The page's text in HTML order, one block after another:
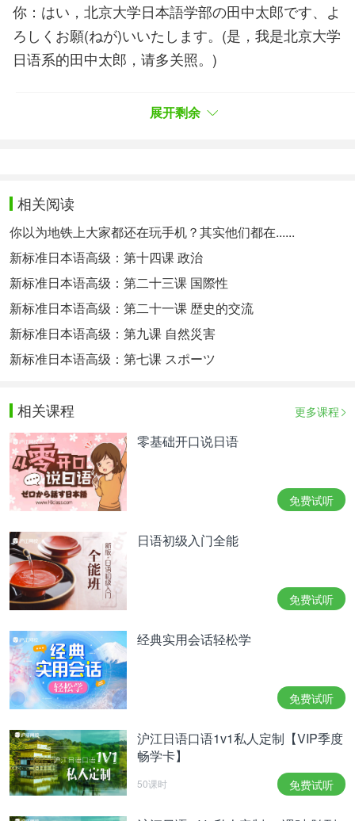
你：はい，北京大学日本語学部の田中太郎です、よ
ろしくお願(ねが)いいたします。(是，我是北京大学
日语系的田中太郎，请多关照。)
你： はい、失礼(しつれい)いたします。(好的，谢
面试的时候记得抬头挺胸，回答问题要逻辑清楚易
懂，同时说话要简介，可以适当地使用表情和手势，
声音可以适当大声、清晰一些。
另外不要忘了，日文面试的时候，对于面试官的问题
都要有开头和结尾的。
问题的开始，一定要回答「はい」，而问题陈述完
毕，则一定要加上「以上(いじょう)です。」(以
而如果是陈述你的希望，比如 ，希望去某某岗位，
去某某地区，一定要加上：どうぞ宜(よろ)しくお願
(ねが)いいたします。(拜托了)
第五步：面试结束的礼仪
面试官： 以上で面接(めんせつ)を終(お)わります。
(面试到此为止)
你(坐在座位上)： 本日(ほんじつ)はありがとうござ
いました。
(然后站起来，对着面试官鞠躬)どうぞ宜(よろ)しく
お願(ねが)いいたします。(今天谢谢大家，请多关
照)
(打开门)
你： 失礼(しつれい)いたしました。(再见)
然后鞠躬退出，记得随手轻轻关门。日本是一个礼仪
展开剩余
相关阅读
你以为地铁上大家都还在玩手机？其实他们都在......
新标准日本语高级：第十四课 政治
新标准日本语高级：第二十三课 国際性
新标准日本语高级：第二十一课 歴史的交流
新标准日本语高级：第九课 自然災害
新标准日本语高级：第七课 スポーツ
相关课程 更多课程
零基础开口说日语
免费试听
日语初级入门全能
免费试听
经典实用会话轻松学
免费试听
沪江日语口语1v1私人定制【VIP季度
畅学卡】
50课时 免费试听